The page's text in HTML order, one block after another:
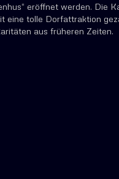
eröffnet werden. Die
eine tolle Dorfattraktion
aus früheren Zeiten.